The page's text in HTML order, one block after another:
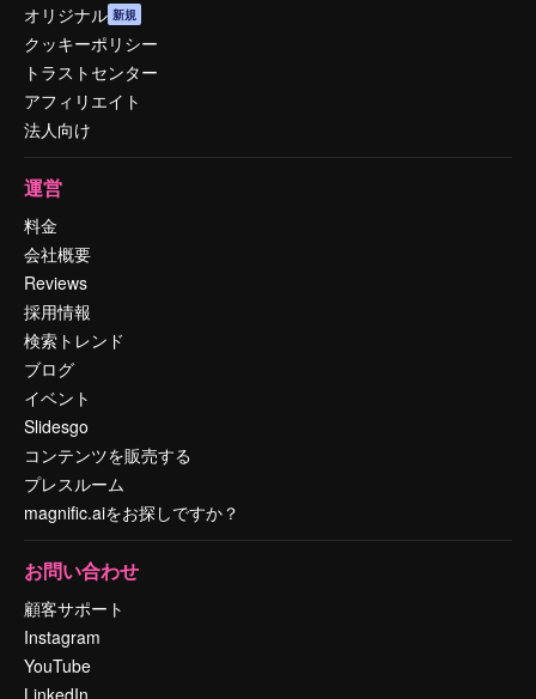
オリジナル 新規
クッキーポリシー
トラストセンター
アフィリエイト
法人向け
運営
料金
会社概要
Reviews
採用情報
検索トレンド
ブログ
イベント
Slidesgo
コンテンツを販売する
プレスルーム
magnific.aiをお探しですか？
お問い合わせ
顧客サポート
Instagram
YouTube
LinkedIn